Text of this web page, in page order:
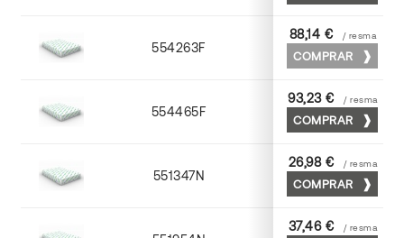
554263F 63 x 88
88,14 € / resma
COMPRAR
554465F 65 x 90
93,23 € / resma
COMPRAR
551347N 45 x 64
26,98 € / resma
COMPRAR
37,46 € / resma